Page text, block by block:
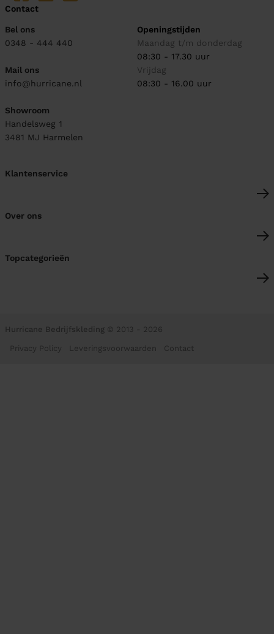
Contact
Bel ons
0348 - 444 440
Mail ons
info@hurricane.nl
Showroom
Handelsweg 1
3481 MJ Harmelen
Openingstijden
Maandag t/m donderdag
08:30 - 17.30 uur
Vrijdag
08:30 - 16.00 uur
Klantenservice
Over ons
Topcategorieën
Hurricane Bedrijfskleding © 2013 - 2026
Privacy Policy Leveringsvoorwaarden Contact